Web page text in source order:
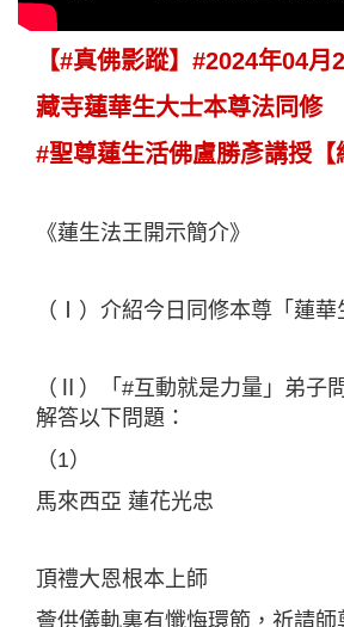
【#真佛影蹤】#2024年04
藏寺蓮華生大士本尊法同修
#聖尊蓮生活佛盧勝彥講授【
《蓮生法王開示簡介》
（Ⅰ）介紹今日同修本尊「蓮華
（Ⅱ）「#互動就是力量」弟子
解答以下問題：
（1）
馬來西亞 蓮花光忠
頂禮大恩根本上師
薈供儀軌裏有懺悔環節，祈請師